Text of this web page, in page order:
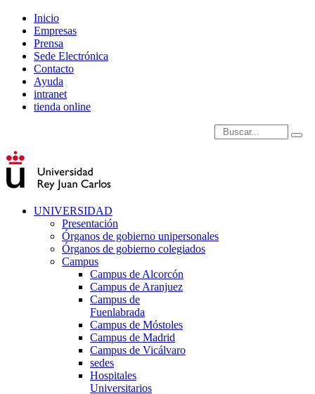
Inicio
Empresas
Prensa
Sede Electrónica
Contacto
Ayuda
intranet
tienda online
Introduce términos de
UNIVERSIDAD
Presentación
Órganos de gobierno unipersonales
Órganos de gobierno colegiados
Campus
Campus de Alcorcón
Campus de Aranjuez
Campus de
Fuenlabrada
Campus de Móstoles
Campus de Madrid
Campus de Vicálvaro
sedes
Hospitales
Universitarios